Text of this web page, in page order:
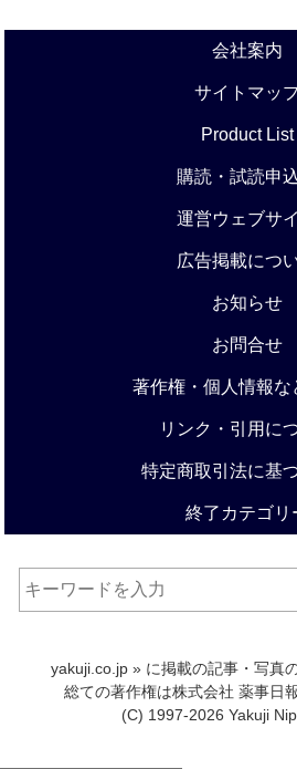
会社案内
サイトマッ
Product List
購読・試読申
運営ウェブサ
広告掲載につ
お知らせ
お問合せ
著作権・個人情報な
リンク・引用に
特定商取引法に基
終了カテゴリ
yakuji.co.jp » に掲載の記事・写真
総ての著作権は株式会社 薬事日
(C) 1997-2026 Yakuji